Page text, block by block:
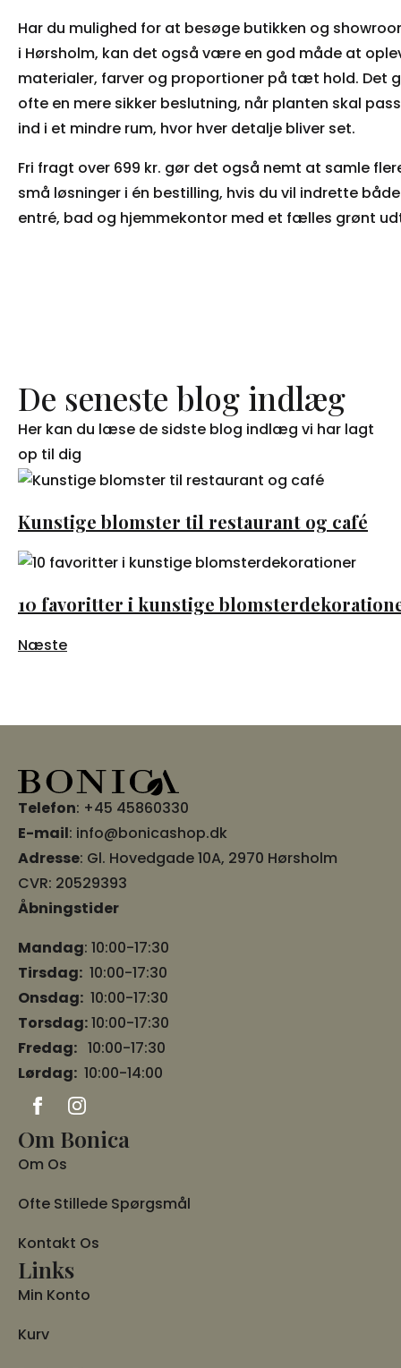
Har du mulighed for at besøge butikken og
i Hørsholm, kan det også være en god måde at
materialer, farver og proportioner på tæt hold. Det
ofte en mere sikker beslutning, når planten skal
ind i et mindre rum, hvor hver detalje bliver set.
Fri fragt over 699 kr. gør det også nemt at samle
små løsninger i én bestilling, hvis du vil indrette både
entré, bad og hjemmekontor med et fælles grønt
De seneste blog indlæg
Her kan du læse de sidste blog indlæg vi har lagt
op til dig
Kunstige blomster til restaurant og café
10 favoritter i kunstige
Næste
Telefon: +45 45860330
E-mail: info@bonicashop.dk
Adresse: Gl. Hovedgade 10A, 2970 Hørsholm
CVR: 20529393
Åbningstider
Mandag: 10:00-17:30
Tirsdag: 10:00-17:30
Onsdag: 10:00-17:30
Torsdag:10:00-17:30
Fredag: 10:00-17:30
Lørdag: 10:00-14:00
Om Bonica
Om Os
Ofte Stillede Spørgsmål
Kontakt Os
Links
Min Konto
Kurv